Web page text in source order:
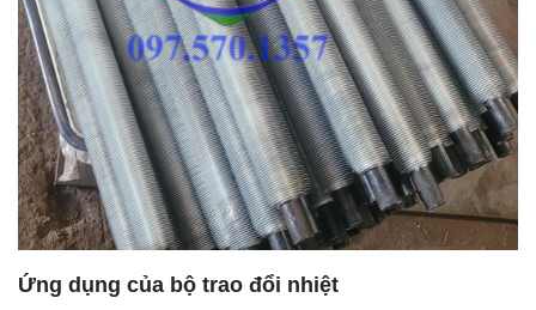
Ứng dụng của bộ trao đổi nhiệt